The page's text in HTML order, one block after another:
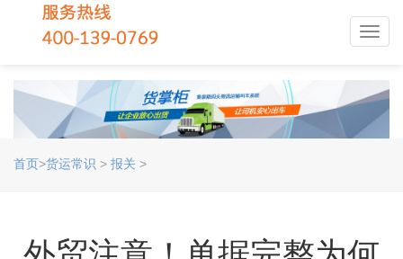
首页>货运常识 > 报关 >